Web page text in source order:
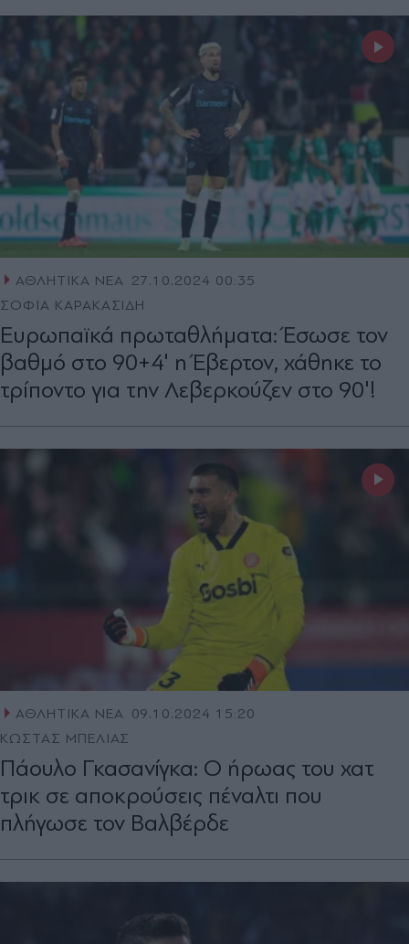
ΑΘΛΗΤΙΚΑ ΝΕΑ 27.10.2024 00:35
ΣΟΦΙΑ ΚΑΡΑΚΑΣΙΔΗ
Ευρωπαϊκά πρωταθλήματα: Έσωσε τον
βαθμό στο 90+4' η Έβερτον, χάθηκε το
τρίποντο για την Λεβερκούζεν στο 90'!
ΑΘΛΗΤΙΚΑ ΝΕΑ
09.10.2024 15:20
ΚΩΣΤΑΣ ΜΠΕΛΙΑΣ
Πάουλο Γκασανίγκα: Ο ήρωας του χατ
τρικ σε αποκρούσεις πέναλτι που
πλήγωσε τον Βαλβέρδε